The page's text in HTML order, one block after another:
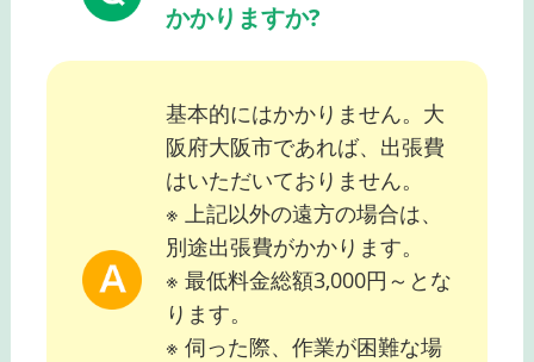
かかりますか?
基本的にはかかりません。大
阪府大阪市であれば、出張費
はいただいておりません。
※ 上記以外の遠方の場合は、
別途出張費がかかります。
※ 最低料金総額3,000円～とな
ります。
※ 伺った際、作業が困難な場